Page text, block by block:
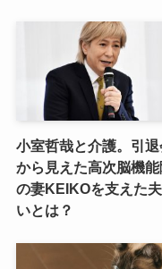
小室哲哉と介護。引
から見えた高次脳機
の妻KEIKOを支えた
いとは？